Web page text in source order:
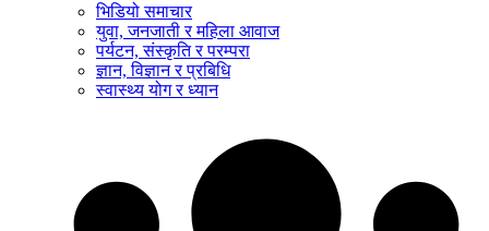
भिडियो समाचार
युवा, जनजाती र महिला आवाज
पर्यटन, संस्कृति र परम्परा
ज्ञान, विज्ञान र प्रबिधि
स्वास्थ्य योग र ध्यान